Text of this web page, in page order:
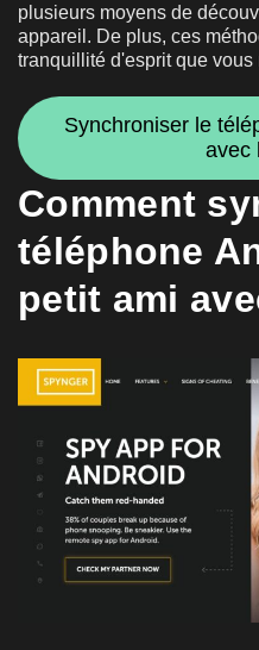
plusieurs moyens de
appareil. De plus, ces
tranquillité d'esprit que vous
Synchroniser le
avec
Comment
téléphone
petit ami